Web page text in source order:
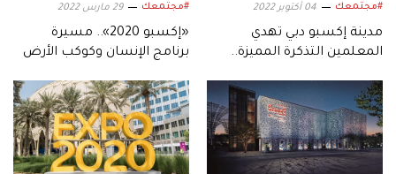
#مجتمعك 04 أكتوبر 2022
مدينة إكسبو دبي تهدي
المعلمين التذكرة المميزة..
#مجتمعك 29 مارس 2022
«إكسبو 2020».. مسيرة
برنامج الإنسان وكوكب الأرض